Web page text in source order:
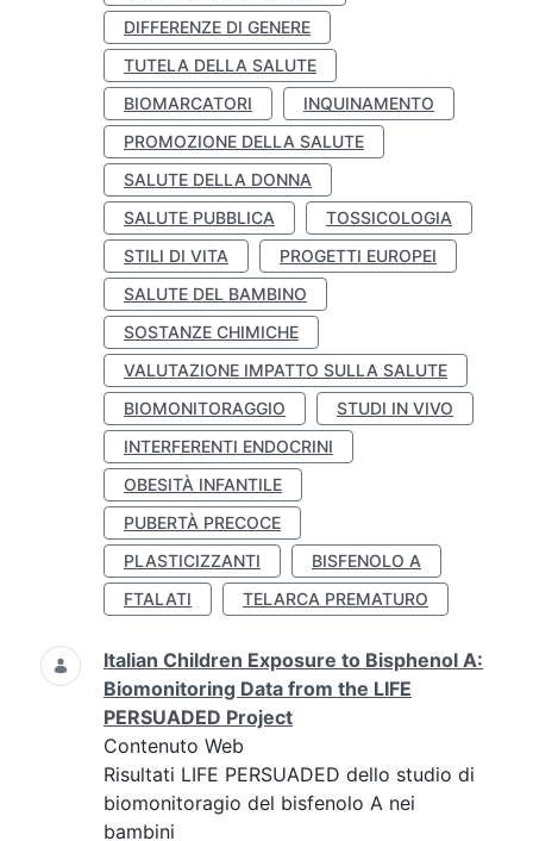
DIFFERENZE DI GENERE
TUTELA DELLA SALUTE
BIOMARCATORI
INQUINAMENTO
PROMOZIONE DELLA SALUTE
SALUTE DELLA DONNA
SALUTE PUBBLICA
TOSSICOLOGIA
STILI DI VITA
PROGETTI EUROPEI
SALUTE DEL BAMBINO
SOSTANZE CHIMICHE
VALUTAZIONE IMPATTO SULLA SALUTE
BIOMONITORAGGIO
STUDI IN VIVO
INTERFERENTI ENDOCRINI
OBESITÀ INFANTILE
PUBERTÀ PRECOCE
PLASTICIZZANTI
BISFENOLO A
FTALATI
TELARCA PREMATURO
Italian Children Exposure to Bisphenol A:
Biomonitoring Data from the LIFE
PERSUADED Project
Contenuto Web
Risultati LIFE PERSUADED dello studio di
biomonitoragio del bisfenolo A nei
bambini